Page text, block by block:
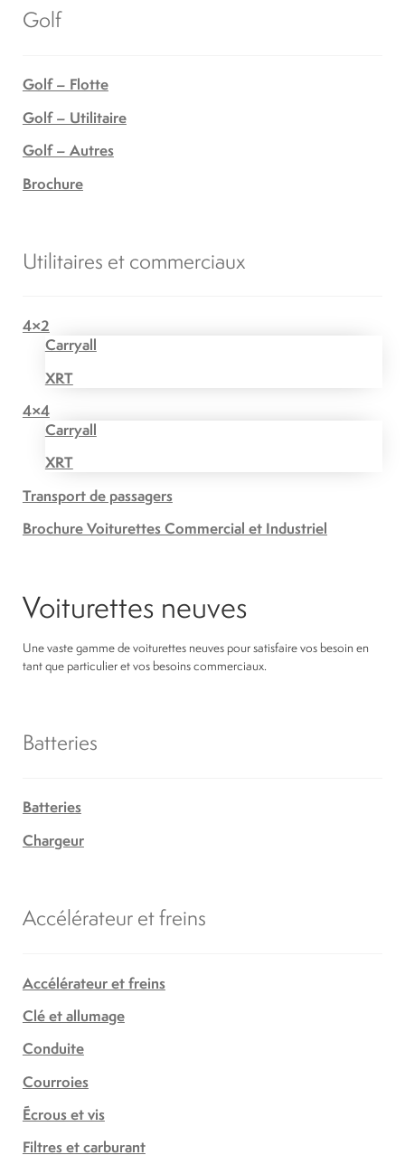
Golf
Golf – Flotte
Golf – Utilitaire
Golf – Autres
Brochure
Utilitaires et commerciaux
4×2
Carryall
XRT
4×4
Carryall
XRT
Transport de passagers
Brochure Voiturettes Commercial et Industriel
Voiturettes neuves
Une vaste gamme de voiturettes neuves pour satisfaire vos besoin en
tant que particulier et vos besoins commerciaux.
Batteries
Batteries
Chargeur
Accélérateur et freins
Accélérateur et freins
Clé et allumage
Conduite
Courroies
Écrous et vis
Filtres et carburant